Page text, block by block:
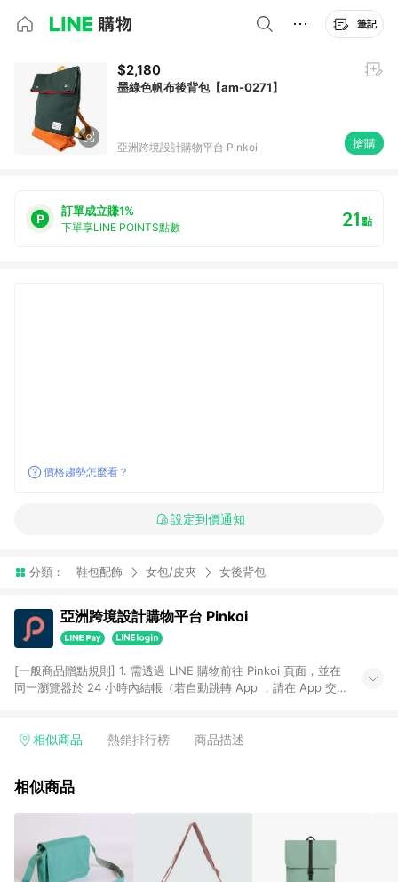
筆記
$2,180
墨綠色帆布後背包【am-0271】
亞洲跨境設計購物平台 Pinkoi 搶購
訂單成立賺1%
下單享LINE POINTS點數 21點
價格趨勢怎麼看？
設定到價通知
分類： 鞋包配飾 女包/皮夾 女後背包
亞洲跨境設計購物平台 Pinkoi
[一般商品贈點規則] 1. 需透過 LINE 購物前往 Pinkoi 頁面，並在
同一瀏覽器於 24 小時內結帳（若自動跳轉 App ，請在 App 交
回饋訂單不得享有 Pinkoi 站方優惠，例如首購優惠，P coins，
行為，不具贈點資格，部分退款不在此限。 6. APP 請更新至
貨後 45 天後發送。 8. 群眾募資商品，禮物卡，開館保證金，補
運費，攤位費等不具贈點資格。 9. LINE 購物站上之商品規格、
顏色、價位、贈品如與 Pinkoi 商品資訊頁及購物車不符，以
Pinkoi 購物商品資訊頁及購物車標示為準。 10. 點數紅包使用規
相似商品 熱銷排行榜 商品描述
相似商品